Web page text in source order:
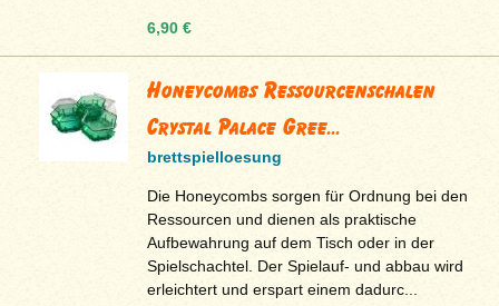
6,90 €
Honeycombs Ressourcenschalen
Crystal Palace Gree...
brettspielloesung
Die Honeycombs sorgen für Ordnung bei den
Ressourcen und dienen als praktische
Aufbewahrung auf dem Tisch oder in der
Spielschachtel. Der Spielauf- und abbau wird
erleichtert und erspart einem dadurc...